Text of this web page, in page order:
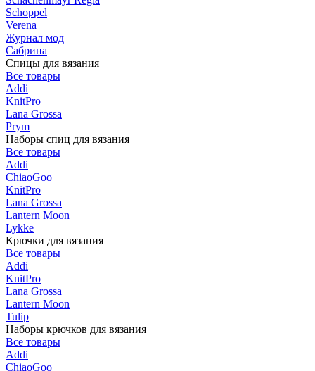
Schoppel
Verena
Журнал мод
Сабрина
Спицы для вязания
Все товары
Addi
KnitPro
Lana Grossa
Prym
Наборы спиц для вязания
Все товары
Addi
ChiaoGoo
KnitPro
Lana Grossa
Lantern Moon
Lykke
Крючки для вязания
Все товары
Addi
KnitPro
Lana Grossa
Lantern Moon
Tulip
Наборы крючков для вязания
Все товары
Addi
ChiaoGoo